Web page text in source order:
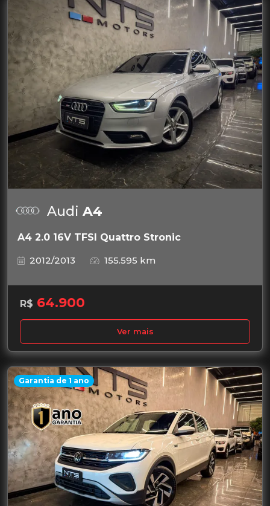
Audi A4
A4 2.0 16V TFSI Quattro Stronic
2012/2013
155.595 km
R$ 64.900
Ver mais
Garantia de 1 ano